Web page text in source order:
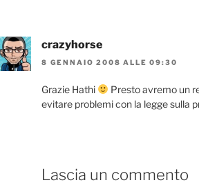
crazyhorse
8 GENNAIO 2008 ALLE 09:30
Grazie Hathi
Presto avremo un
evitare problemi con la legge sulla
Lascia un commento